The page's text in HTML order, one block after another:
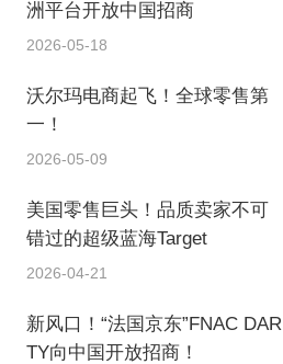
洲平台开放中国招商
2026-05-18
沃尔玛电商起飞！全球零售第
一！
2026-05-09
美国零售巨头！品质卖家不可
错过的超级蓝海Target
2026-04-21
新风口！“法国京东”FNAC DAR
TY向中国开放招商！